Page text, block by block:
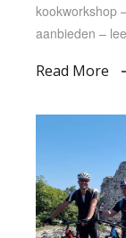
kookworkshop
aanbieden –
Read More